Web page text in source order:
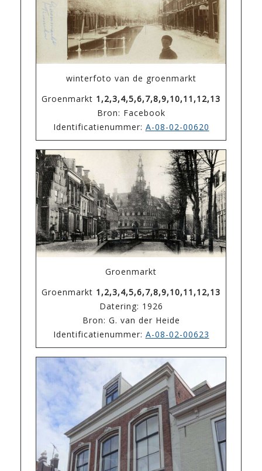
winterfoto van de groenmarkt
Groenmarkt 1,2,3,4,5,6,7,8,9,10,11,12,13
Bron: Facebook
Identificatienummer: A-08-02-00620
Groenmarkt
Groenmarkt 1,2,3,4,5,6,7,8,9,10,11,12,13
Datering: 1926
Bron: G. van der Heide
Identificatienummer: A-08-02-00623